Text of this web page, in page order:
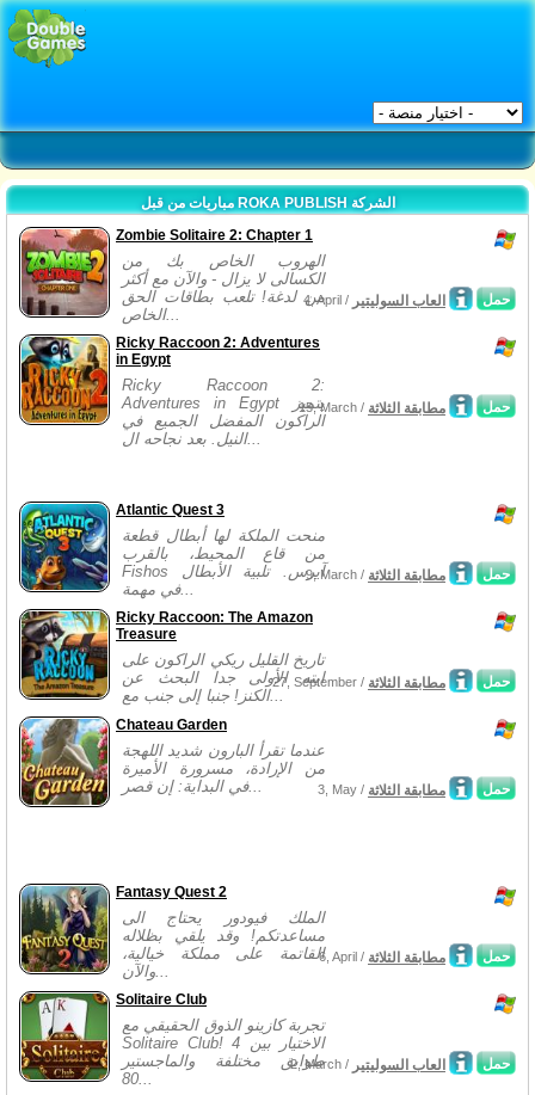
مباريات من قبل ROKA PUBLISH الشركة
Zombie Solitaire 2: Chapter 1
الهروب الخاص بك من
الكسالى لا يزال - والآن مع أكثر
من لدغة! تلعب بطاقات الحق
الخاص...
حمل 4, April / العاب السوليتير
Ricky Raccoon 2: Adventures
in Egypt
Ricky Raccoon 2:
Adventures in Egypt يتميز
الراكون المفضل الجميع في
النيل. بعد نجاحه ال...
حمل 15, March / مطابقة الثلاثة
Atlantic Quest 3
منحت الملكة لها أبطال قطعة
من قاع المحيط، بالقرب
Fishos آيرس. تلبية الأبطال
في مهمة...
حمل 9, March / مطابقة الثلاثة
Ricky Raccoon: The Amazon
Treasure
تاريخ القليل ريكي الراكون على
ايته الأولى جدا البحث عن
الكنز! جنبا إلى جنب مع...
حمل 27, September / مطابقة الثلاثة
Chateau Garden
عندما تقرأ البارون شديد اللهجة
من الإرادة، مسرورة الأميرة
في البداية: إن قصر...
حمل 3, May / مطابقة الثلاثة
Fantasy Quest 2
الملك فيودور يحتاج الى
مساعدتكم! وقد يلقي بظلاله
القاتمة على مملكة خيالية،
والآن...
حمل 6, April / مطابقة الثلاثة
Solitaire Club
تجربة كازينو الذوق الحقيقي مع
Solitaire Club! الاختيار بين 4
طوابق مختلفة والماجستير
80...
حمل 2, March / العاب السوليتير